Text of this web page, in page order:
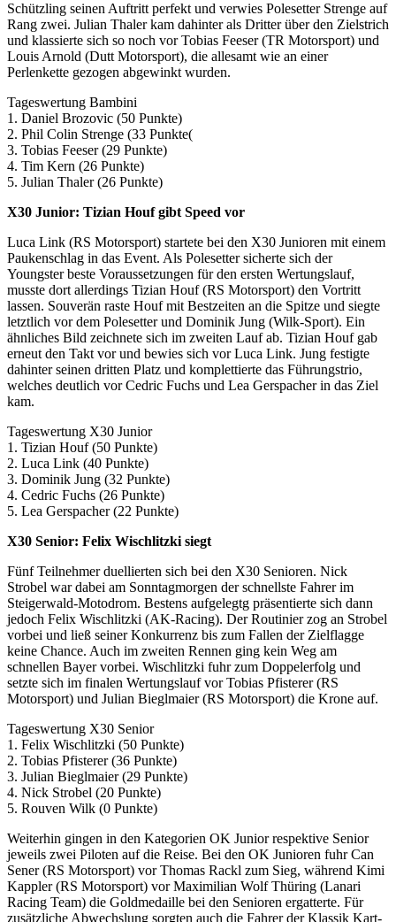
Schützling seinen Auftritt perfekt und verwies Polesetter Strenge auf
Rang zwei. Julian Thaler kam dahinter als Dritter über den Zielstrich
und klassierte sich so noch vor Tobias Feeser (TR Motorsport) und
Louis Arnold (Dutt Motorsport), die allesamt wie an einer
Perlenkette gezogen abgewinkt wurden.
Tageswertung Bambini
1. Daniel Brozovic (50 Punkte)
2. Phil Colin Strenge (33 Punkte(
3. Tobias Feeser (29 Punkte)
4. Tim Kern (26 Punkte)
5. Julian Thaler (26 Punkte)
X30 Junior: Tizian Houf gibt Speed vor
Luca Link (RS Motorsport) startete bei den X30 Junioren mit einem
Paukenschlag in das Event. Als Polesetter sicherte sich der
Youngster beste Voraussetzungen für den ersten Wertungslauf,
musste dort allerdings Tizian Houf (RS Motorsport) den Vortritt
lassen. Souverän raste Houf mit Bestzeiten an die Spitze und siegte
letztlich vor dem Polesetter und Dominik Jung (Wilk-Sport). Ein
ähnliches Bild zeichnete sich im zweiten Lauf ab. Tizian Houf gab
erneut den Takt vor und bewies sich vor Luca Link. Jung festigte
dahinter seinen dritten Platz und komplettierte das Führungstrio,
welches deutlich vor Cedric Fuchs und Lea Gerspacher in das Ziel
kam.
Tageswertung X30 Junior
1. Tizian Houf (50 Punkte)
2. Luca Link (40 Punkte)
3. Dominik Jung (32 Punkte)
4. Cedric Fuchs (26 Punkte)
5. Lea Gerspacher (22 Punkte)
X30 Senior: Felix Wischlitzki siegt
Fünf Teilnehmer duellierten sich bei den X30 Senioren. Nick
Strobel war dabei am Sonntagmorgen der schnellste Fahrer im
Steigerwald-Motodrom. Bestens aufgelegtg präsentierte sich dann
jedoch Felix Wischlitzki (AK-Racing). Der Routinier zog an Strobel
vorbei und ließ seiner Konkurrenz bis zum Fallen der Zielflagge
keine Chance. Auch im zweiten Rennen ging kein Weg am
schnellen Bayer vorbei. Wischlitzki fuhr zum Doppelerfolg und
setzte sich im finalen Wertungslauf vor Tobias Pfisterer (RS
Motorsport) und Julian Bieglmaier (RS Motorsport) die Krone auf.
Tageswertung X30 Senior
1. Felix Wischlitzki (50 Punkte)
2. Tobias Pfisterer (36 Punkte)
3. Julian Bieglmaier (29 Punkte)
4. Nick Strobel (20 Punkte)
5. Rouven Wilk (0 Punkte)
Weiterhin gingen in den Kategorien OK Junior respektive Senior
jeweils zwei Piloten auf die Reise. Bei den OK Junioren fuhr Can
Sener (RS Motorsport) vor Thomas Rackl zum Sieg, während Kimi
Kappler (RS Motorsport) vor Maximilian Wolf Thüring (Lanari
Racing Team) die Goldmedaille bei den Senioren ergatterte. Für
zusätzliche Abwechslung sorgten auch die Fahrer der Klassik Kart-